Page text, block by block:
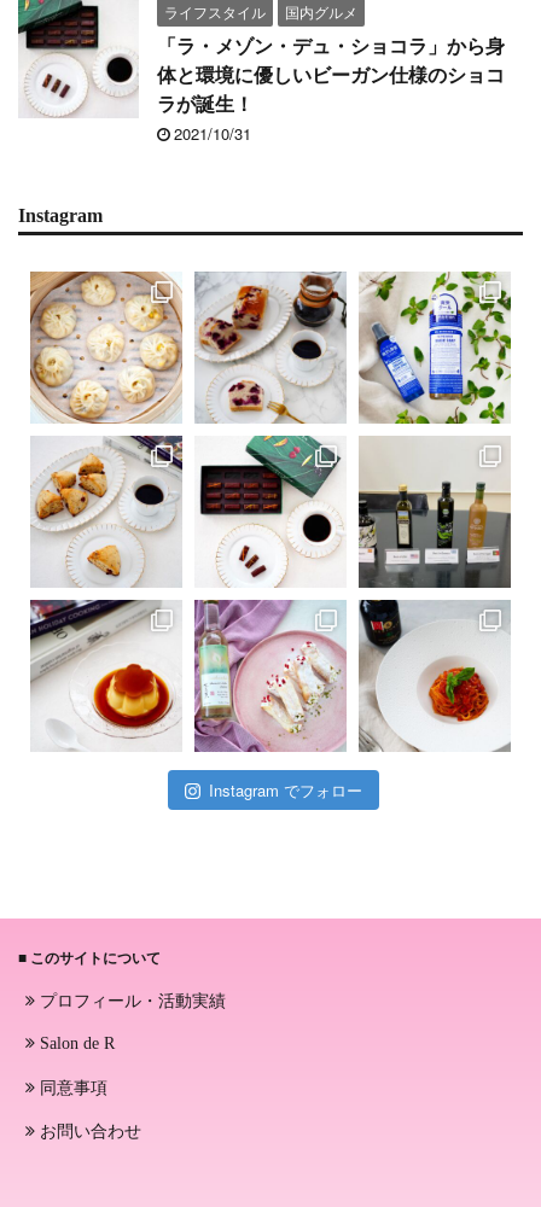
ライフスタイル
国内グルメ
「ラ・メゾン・デュ・ショコラ」から身
体と環境に優しいビーガン仕様のショコ
ラが誕生！
2021/10/31
Instagram
Instagram でフォロー
■ このサイトについて
プロフィール・活動実績
Salon de R
同意事項
お問い合わせ